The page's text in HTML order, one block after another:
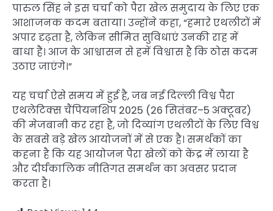
पारुल सिंह ने इस चर्चा को पैरा खेल समुदाय के लिए एक
आशाजनक कदम बताया। उन्होंने कहा, “हमारे एथलीटों में
अपार दृढ़ता है, लेकिन सीमित सुविधाएं उनकी राह में
बाधा हैं। आज के आश्वासन से हमें विश्वास है कि ठोस कदम
उठाए जाएंगे।”
यह चर्चा ऐसे समय में हुई है, जब नई दिल्ली विश्व पैरा
एथलेटिक्स चैंपियनशिप 2025 (26 सितंबर–5 अक्टूबर)
की मेजबानी कर रहा है, जो दिव्यांग एथलीटों के लिए विश्व
के सबसे बड़े खेल आयोजनों में से एक है। समर्थकों का
कहना है कि यह आयोजन पैरा खेलों को केंद्र में लाया है
और दीर्घकालिक नीतिगत समर्थन का अवसर प्रदान
करता है।